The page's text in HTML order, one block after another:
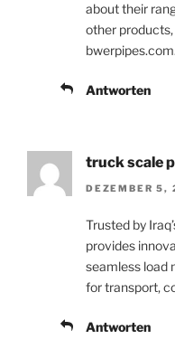
about their
other
bwerpipes.com.
Antworten
truck scale
DEZEMBER 5,
Trusted by
provides
seamless load
for transport,
Antworten